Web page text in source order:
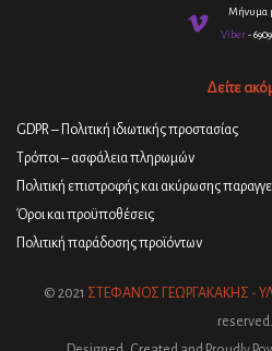
Μήνυμα
Viber-
Δείτε
GDPR – Πολιτική ιδιωτικής προστασίας
Τρόποι – ασφάλεια πληρωμών
Πολιτική επιστροφής και ακύρωσης
Όροι και προϋποθέσεις
Πολιτική παράδοσης προϊόντων
© 2021 ΣΤΕΦΑΝΟΣ ΓΕΩΡΓΑΚΑΚΗΣ -
reserved.